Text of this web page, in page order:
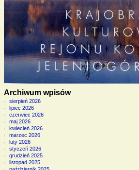
Archiwum wpisów
sierpień 2026
lipiec 2026
czerwiec 2026
maj 2026
kwiecień 2026
marzec 2026
luty 2026
styczeń 2026
grudzień 2025
listopad 2025